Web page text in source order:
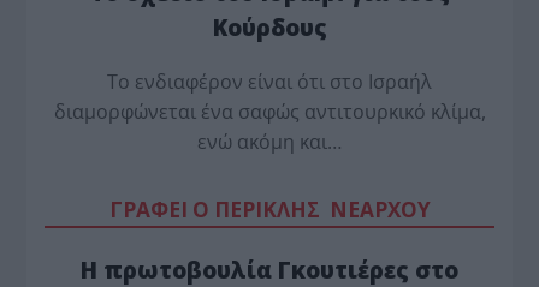
Κούρδους
Το ενδιαφέρον είναι ότι στο Ισραήλ
διαμορφώνεται ένα σαφώς αντιτουρκικό κλίμα,
ενώ ακόμη και…
ΓΡΑΦΕΙ Ο ΠΕΡΙΚΛΗΣ ΝΕΑΡΧΟΥ
Η πρωτοβουλία Γκουτιέρες στο